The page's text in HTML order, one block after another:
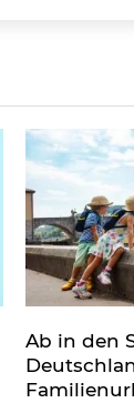
Ab in den